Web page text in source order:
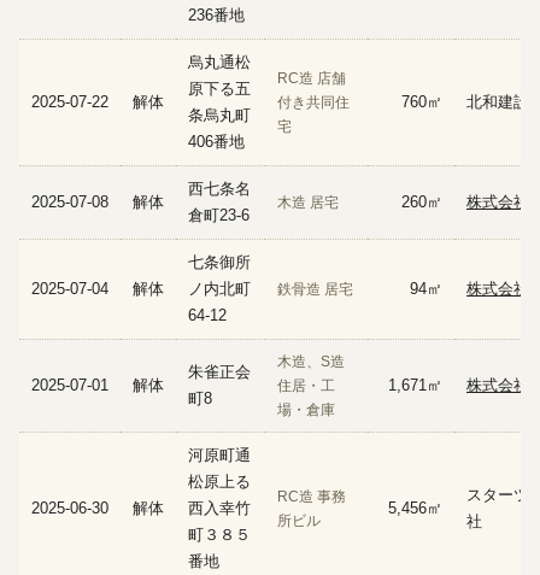
236番地
2025-07-22 解体
烏丸通松
原下る五
条烏丸町
406番地
RC造 店舗
付き共同住
宅
760㎡ 北和建設
2025-07-08 解体
西七条名
倉町23-6
木造 居宅 260㎡ 株式会社
2025-07-04 解体
七条御所
ノ内北町
64-12
鉄骨造 居宅 94㎡ 株式会社
2025-07-01 解体
朱雀正会
町8
木造、S造
住居・工
場・倉庫
1,671㎡ 株式会社
2025-06-30 解体
河原町通
松原上る
西入幸竹
町３８５
番地
RC造 事務
所ビル
5,456㎡
スターツ
社